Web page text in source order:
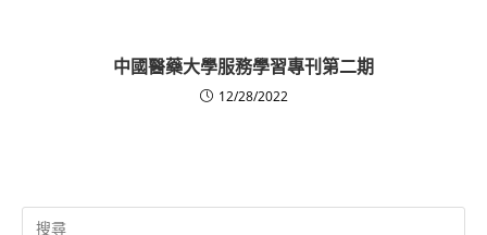
中國醫藥大學服務學習專刊第二期
12/28/2022
Search